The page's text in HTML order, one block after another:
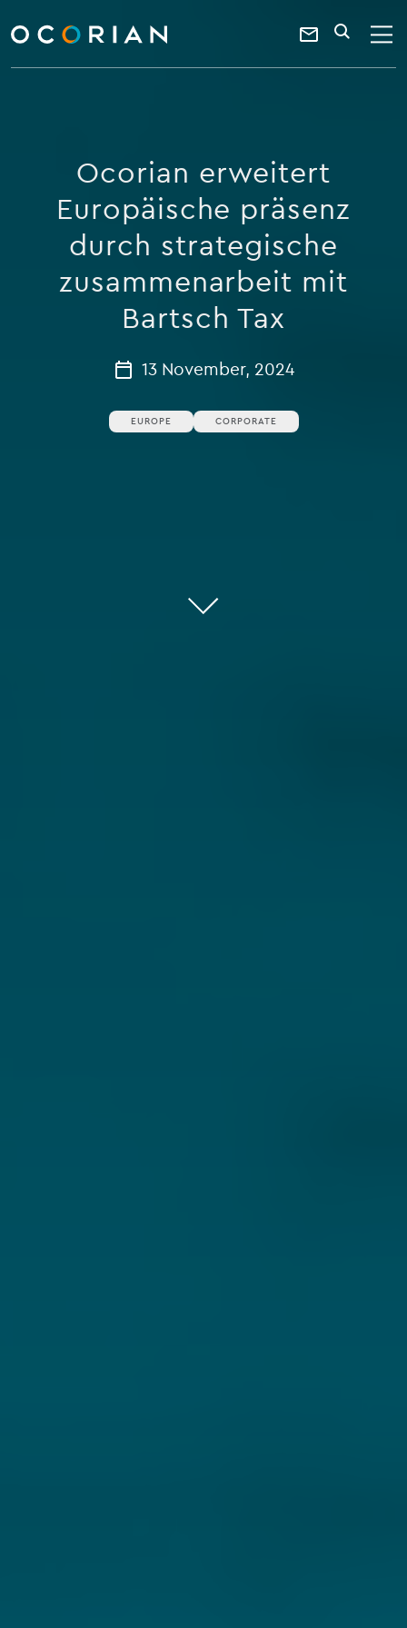
ocorian
home
Contact
a
keyword
SEARCH
Ocorian erweitert
Europäische präsenz
durch strategische
zusammenarbeit mit
Bartsch Tax
13 November, 2024
EUROPE CORPORATE